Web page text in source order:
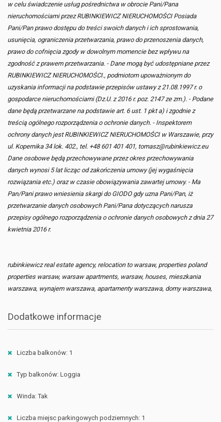
w celu świadczenie usług pośrednictwa w obrocie Pani/Pana
nieruchomościami przez RUBINKIEWICZ NIERUCHOMOŚCI Posiada
Pani/Pan prawo dostępu do treści swoich danych i ich sprostowania,
usunięcia, ograniczenia przetwarzania, prawo do przenoszenia danych,
prawo do cofnięcia zgody w dowolnym momencie bez wpływu na
zgodność z prawem przetwarzania. - Dane mogą być udostępniane przez
RUBINKIEWICZ NIERUCHOMOŚCI., podmiotom upoważnionym do
uzyskania informacji na podstawie przepisów ustawy z 21.08.1997 r. o
gospodarce nieruchomościami (Dz.U. z 2016 r. poz. 2147 ze zm.). - Podane
dane będą przetwarzane na podstawie art. 6 ust. 1 pkt a) i zgodnie z
treścią ogólnego rozporządzenia o ochronie danych. - Inspektorem
ochrony danych jest RUBINKIEWICZ NIERUCHOMOŚCI w Warszawie, przy
ul. Kopernika 34 lok. 402., tel. +48 601 401 401, tomasz@rubinkiewicz.eu
Dane osobowe będą przechowywane przez okres przechowywania
danych wynosi 5 lat licząc od zakończenia umowy (jej wygaśnięcia
rozwiązania etc.) oraz w czasie obowiązywania zawartej umowy. - Ma
Pan/Pani prawo wniesienia skargi do GIODO gdy uzna Pani/Pan, iż
przetwarzanie danych osobowych Pani/Pana dotyczących narusza
przepisy ogólnego rozporządzenia o ochronie danych osobowych z dnia 27
kwietnia 2016 r.
rubinkiewicz real estate agency, relocation to warsaw, properties poland
properties warsaw, warsaw apartments, warsaw, houses, mieszkania
warszawa, wynajem warszawa, apartamenty warszawa, domy warszawa,
Dodatkowe informacje
Liczba balkonów: 1
Typ balkonów: Loggia
Winda: Tak
Liczba miejsc parkingowych podziemnych: 1